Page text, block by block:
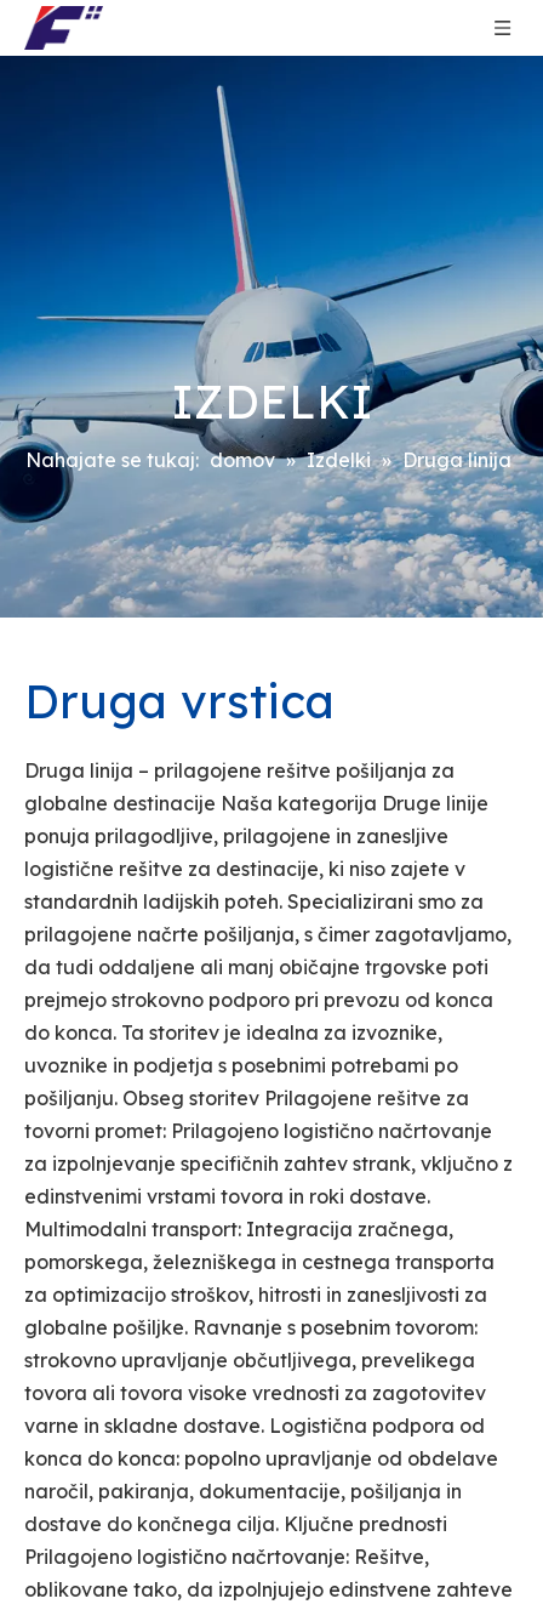
IZDELKI
Nahajate se tukaj: domov » Izdelki » Druga linija
Druga vrstica
Druga linija – prilagojene rešitve pošiljanja za
globalne destinacije Naša kategorija Druge linije
ponuja prilagodljive, prilagojene in zanesljive
logistične rešitve za destinacije, ki niso zajete v
standardnih ladijskih poteh. Specializirani smo za
prilagojene načrte pošiljanja, s čimer zagotavljamo,
da tudi oddaljene ali manj običajne trgovske poti
prejmejo strokovno podporo pri prevozu od konca
do konca. Ta storitev je idealna za izvoznike,
uvoznike in podjetja s posebnimi potrebami po
pošiljanju. Obseg storitev Prilagojene rešitve za
tovorni promet: Prilagojeno logistično načrtovanje
za izpolnjevanje specifičnih zahtev strank, vključno z
edinstvenimi vrstami tovora in roki dostave.
Multimodalni transport: Integracija zračnega,
pomorskega, železniškega in cestnega transporta
za optimizacijo stroškov, hitrosti in zanesljivosti za
globalne pošiljke. Ravnanje s posebnim tovorom:
strokovno upravljanje občutljivega, prevelikega
tovora ali tovora visoke vrednosti za zagotovitev
varne in skladne dostave. Logistična podpora od
konca do konca: popolno upravljanje od obdelave
naročil, pakiranja, dokumentacije, pošiljanja in
dostave do končnega cilja. Ključne prednosti
Prilagojeno logistično načrtovanje: Rešitve,
oblikovane tako, da izpolnjujejo edinstvene zahteve